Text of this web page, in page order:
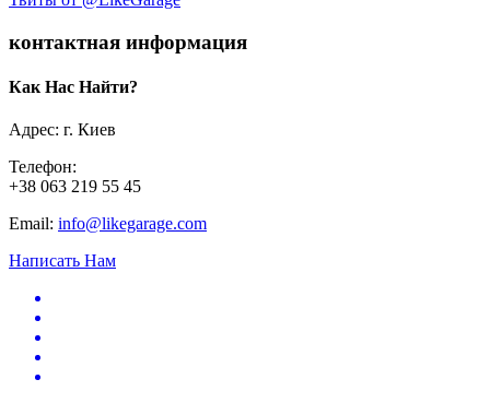
контактная информация
Как Нас Найти?
Адрес: г. Киев
Телефон:
+38 063 219 55 45
Email: info@likegarage.com
Написать Нам